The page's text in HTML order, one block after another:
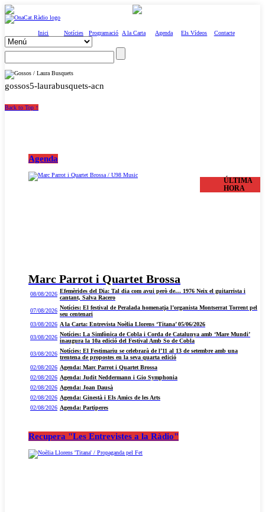
Inici Notícies Programació A la Carta Agenda Els Vídeos Contacte
gossos5-laurabusquets-acn
Back to Top ↑
Agenda
Marc Parrot i Quartet Brossa
ÚLTIMA
HORA
08/08/2026 Efemèrides del Dia: Tal dia com avui però de… 1976 Neix el guitarrista i
cantant, Salva Racero
07/08/2026 Notícies: El festival de Peralada homenatja l’organista Montserrat Torrent pel
seu centenari
03/08/2026 A la Carta: Entrevista Noèlia Llorens ‘Titana’ 05/06/2026
03/08/2026 Notícies: La Simfònica de Cobla i Corda de Catalunya amb ‘Mare Mundi’
inaugura la 10a edició del Festival Amb So de Cobla
03/08/2026 Notícies: El Festimariu se celebrarà de l’11 al 13 de setembre amb una
trentena de propostes en la seva quarta edició
02/08/2026 Agenda: Marc Parrot i Quartet Brossa
02/08/2026 Agenda: Judit Neddermann i Gio Symphonia
02/08/2026 Agenda: Joan Dausà
02/08/2026 Agenda: Ginestà i Els Amics de les Arts
02/08/2026 Agenda: Partiperes
Recupera "Les Entrevistes a la Ràdio"